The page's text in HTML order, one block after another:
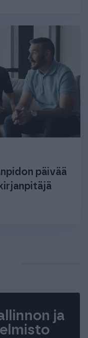
päivää
ja